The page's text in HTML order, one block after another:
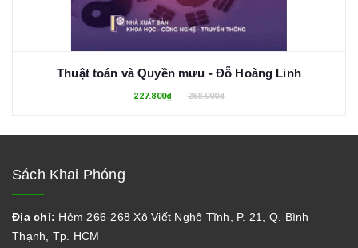
Thuật toán và Quyền mưu - Đỗ Hoàng Linh
227.800₫ 268.000₫
Sách Khai Phóng
Địa chỉ: Hẻm 266-268 Xô Viết Nghệ Tĩnh, P. 21, Q. Bình
Thạnh, Tp. HCM